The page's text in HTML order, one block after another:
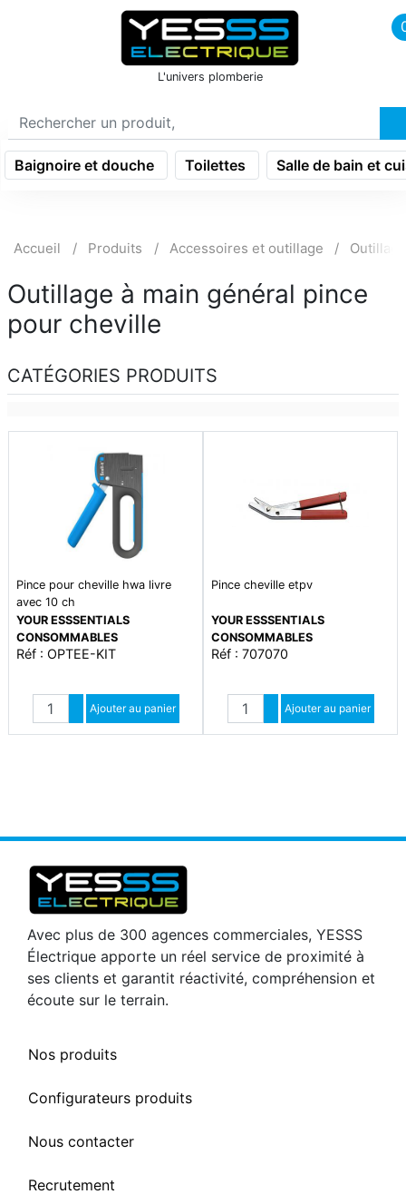
icon menu burger
L'univers plomberie
Baignoire et douche Toilettes Salle de bain et
Accueil Produits Accessoires et outillage
Outillage à main général pince
pour cheville
CATÉGORIES PRODUITS
Pince pour cheville hwa livre
avec 10 ch
YOUR ESSSENTIALS
CONSOMMABLES
Réf : OPTEE-KIT
Quantité
Augmenter quantité
Diminuer quantité
Ajouter au panier
Pince cheville etpv
YOUR ESSSENTIALS
CONSOMMABLES
Réf : 707070
Quantité
Augmenter quantité
Diminuer quantité
Ajouter au panier
Avec plus de 300 agences commerciales, YESSS
Électrique apporte un réel service de proximité à
ses clients et garantit réactivité, compréhension et
écoute sur le terrain.
Nos produits
Configurateurs produits
Nous contacter
Recrutement